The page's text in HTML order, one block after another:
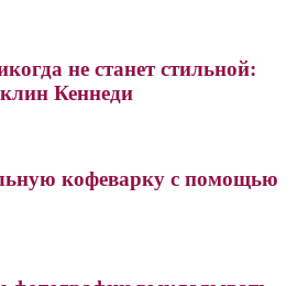
не станет стильной:
Кеннеди
кофеварку с помощью